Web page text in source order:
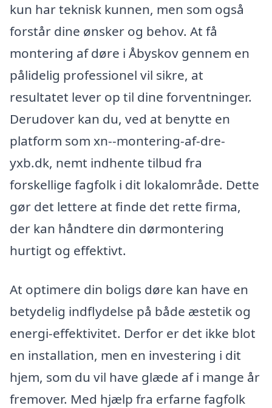
kun har teknisk kunnen, men som også
forstår dine ønsker og behov. At få
montering af døre i Åbyskov gennem en
pålidelig professionel vil sikre, at
resultatet lever op til dine forventninger.
Derudover kan du, ved at benytte en
platform som xn--montering-af-dre-
yxb.dk, nemt indhente tilbud fra
forskellige fagfolk i dit lokalområde. Dette
gør det lettere at finde det rette firma,
der kan håndtere din dørmontering
hurtigt og effektivt.
At optimere din boligs døre kan have en
betydelig indflydelse på både æstetik og
energi-effektivitet. Derfor er det ikke blot
en installation, men en investering i dit
hjem, som du vil have glæde af i mange år
fremover. Med hjælp fra erfarne fagfolk